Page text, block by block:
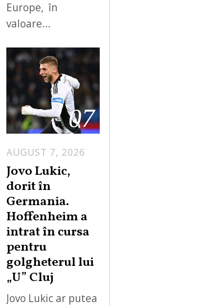
Europe, în
valoare…
07
AUGUST 7, 2026
Jovo Lukic,
dorit în
Germania.
Hoffenheim a
intrat în cursa
pentru
golgheterul lui
„U” Cluj
Jovo Lukic ar putea